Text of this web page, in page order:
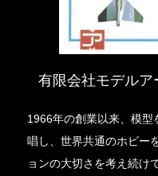
有限会社モデルア
1966年の創業以来、模型
唱し、世界共通のホビー
ョンの大切さを考え続け